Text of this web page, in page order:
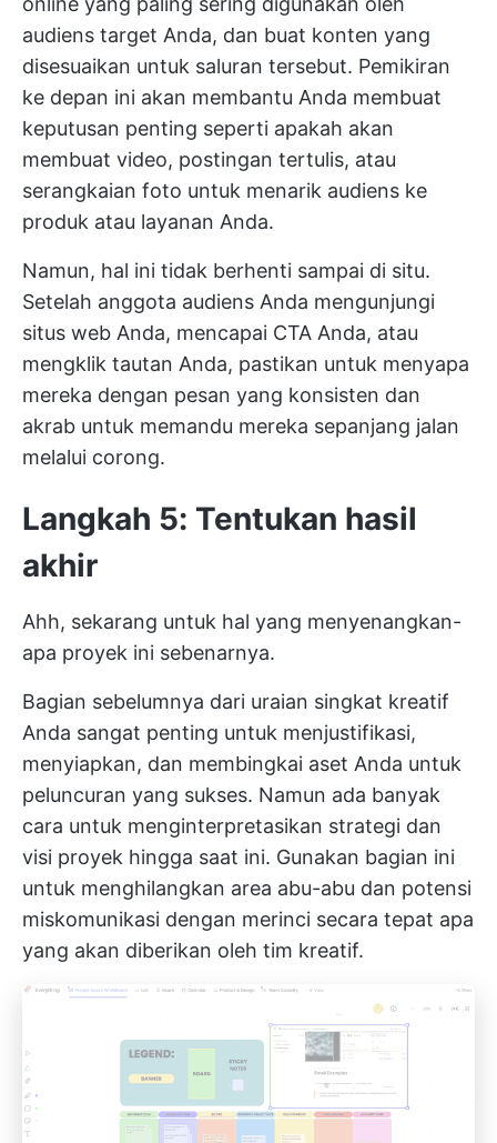
audiens target Anda, dan buat konten yang
disesuaikan untuk saluran tersebut. Pemikiran
ke depan ini akan membantu Anda membuat
keputusan penting seperti apakah akan
membuat video, postingan tertulis, atau
serangkaian foto untuk menarik audiens ke
produk atau layanan Anda.
Namun, hal ini tidak berhenti sampai di situ.
Setelah anggota audiens Anda mengunjungi
situs web Anda, mencapai CTA Anda, atau
mengklik tautan Anda, pastikan untuk menyapa
mereka dengan pesan yang konsisten dan
akrab untuk memandu mereka sepanjang jalan
melalui corong.
Langkah 5: Tentukan hasil
akhir
Ahh, sekarang untuk hal yang menyenangkan-
apa proyek ini sebenarnya.
Bagian sebelumnya dari uraian singkat kreatif
Anda sangat penting untuk menjustifikasi,
menyiapkan, dan membingkai aset Anda untuk
peluncuran yang sukses. Namun ada banyak
cara untuk menginterpretasikan strategi dan
visi proyek hingga saat ini. Gunakan bagian ini
untuk menghilangkan area abu-abu dan potensi
miskomunikasi dengan merinci secara tepat apa
yang akan diberikan oleh tim kreatif.